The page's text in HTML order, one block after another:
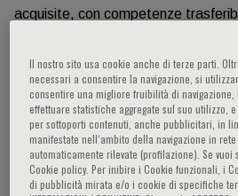
acquisite, con competenze
essenziali per il successo a lungo
Oltre ad aggiornare i partecipanti
scienza urologica, il corso mira ad
urologi all&#39;inizio della carriera
comunicare e posizionarsi
ambienti accademici e reti
Servendosi di esempi pratici tratti
Il nostro sito usa cookie anche di terze parti.
necessari a consentire la navigazione, si
consentire una migliore fruibilità di
effettuare statistiche aggregate sul suo utilizzo,
per sottoporti contenuti, anche pubblicitari, in
manifestate nell‘ambito della navigazione in
automaticamente rilevate (profilazione). Se
Cookie policy. Per inibire i Cookie funzionali, i
di pubblicità mirata e/o i cookie di specifiche